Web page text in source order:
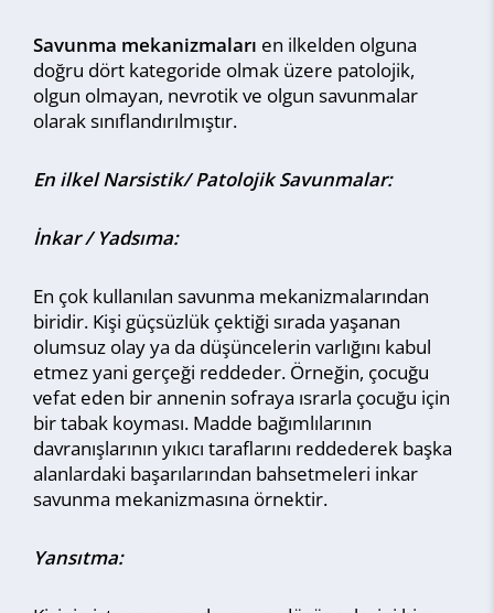
Savunma mekanizmaları en ilkelden olguna
doğru dört kategoride olmak üzere patolojik,
olgun olmayan, nevrotik ve olgun savunmalar
olarak sınıflandırılmıştır.
En ilkel Narsistik/ Patolojik Savunmalar:
İnkar / Yadsıma:
En çok kullanılan savunma mekanizmalarından
biridir. Kişi güçsüzlük çektiği sırada yaşanan
olumsuz olay ya da düşüncelerin varlığını kabul
etmez yani gerçeği reddeder. Örneğin, çocuğu
vefat eden bir annenin sofraya ısrarla çocuğu için
bir tabak koyması. Madde bağımlılarının
davranışlarının yıkıcı taraflarını reddederek başka
alanlardaki başarılarından bahsetmeleri inkar
savunma mekanizmasına örnektir.
Yansıtma: